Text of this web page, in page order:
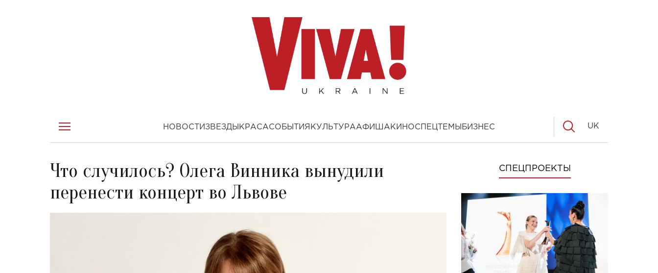
НОВОСТИ ЗВЕЗДЫ КРАСАСОБЫТИЯ КУЛЬТУРААФИША КИНОСПЕЦТЕМЫ БИЗНЕС UK
Что случилось? Олега Винника вынудили
перенести концерт во Львове
СПЕЦПРОЕКТЫ